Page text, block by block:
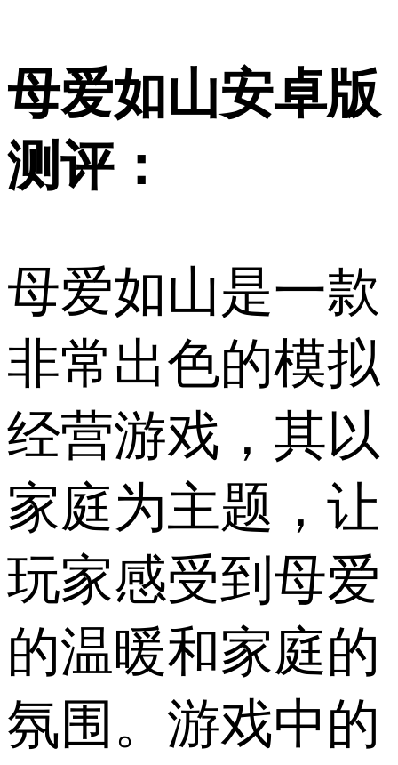
母爱如山安卓版
测评：
母爱如山是一款
非常出色的模拟
经营游戏，其以
家庭为主题，让
玩家感受到母爱
的温暖和家庭的
氛围。游戏中的